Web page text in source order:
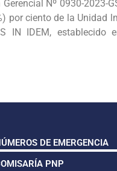
Nº 0930-2023-
por ciento de la Unidad
IN IDEM,
DE EMERGENCIA
PNP